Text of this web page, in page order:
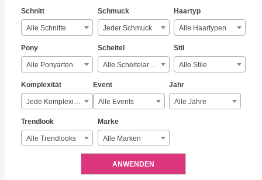
Schnitt
Alle Schnitte
Schmuck
Jeder Schmuck
Haartyp
Alle Haartypen
Pony
Alle Ponyarten
Scheitel
Alle Scheitelarten
Stil
Alle Stile
Komplexität
Jede Komplexität
Event
Alle Events
Jahr
Alle Jahre
Trendlook
Alle Trendlooks
Marke
Alle Marken
ANWENDEN